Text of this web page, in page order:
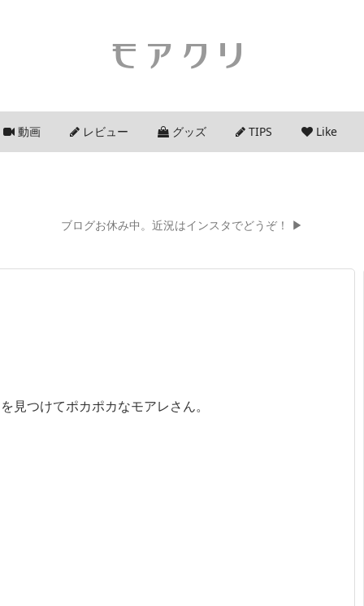
モアクリ
動画 レビュー グッズ TIPS Like
ブログお休み中。近況はインスタでどうぞ！ ▶
見つけてポカポカなモアレさん。